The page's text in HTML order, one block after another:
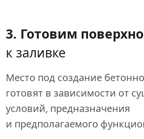
3. Готовим
к заливке
Место под создание
готовят в зависимости от
условий, предназначения
и предполагаемого